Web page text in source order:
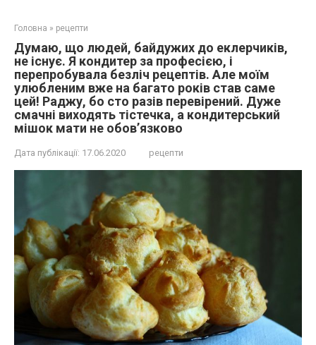
Головна » рецепти
Думаю, що людей, байдужих до еклерчиків,
не існує. Я кондитер за професією, і
перепробувала безліч рецептів. Але моїм
улюбленим вже на багато років став саме
цей! Раджу, бо сто разів перевірений. Дуже
смачні виходять тістечка, а кондитерський
мішок мати не обов’язково
Дата публікації: 17.06.2020 рецепти